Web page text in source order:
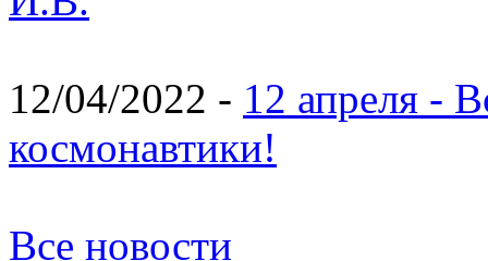
12/04/2022 - 12 апреля -
космонавтики!
Все новости